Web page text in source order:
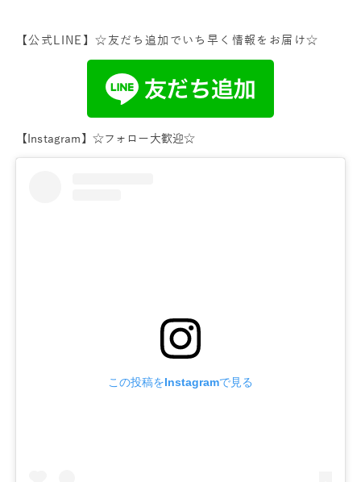
【公式LINE】☆友だち追加でいち早く情報をお届け☆
【Instagram】☆フォロー大歓迎☆
この投稿をInstagramで見る